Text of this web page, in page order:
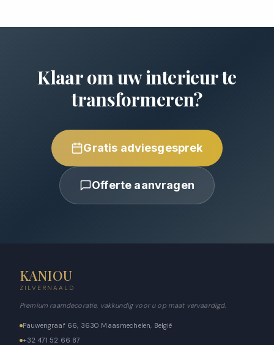
transformeren?
Gratis adviesgesprek
Offerte aanvragen
ZILVERNAALD
Premium raamdecoratie, vakkundig voor u op maat vervaardigd.
Pauwengraaf 66, 3630 Maasmechelen, België
+32 471 52 66 87
info@kaniou.be